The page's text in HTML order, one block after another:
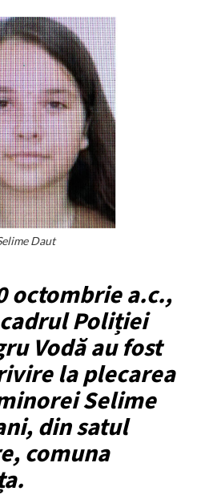
Daut
octombrie a.c.,
Poliției
Vodă au fost
la plecarea
Selime
din satul
comuna